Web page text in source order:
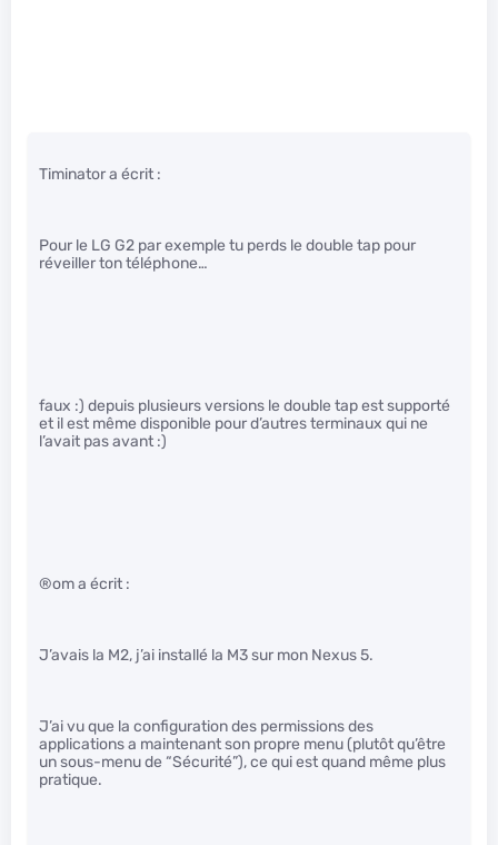
Timinator a écrit :
Pour le LG G2 par exemple tu perds le double tap pour
réveiller ton téléphone…
faux :) depuis plusieurs versions le double tap est supporté
et il est même disponible pour d’autres terminaux qui ne
l’avait pas avant :)
®om a écrit :
J’avais la M2, j’ai installé la M3 sur mon Nexus 5.
J’ai vu que la configuration des permissions des
applications a maintenant son propre menu (plutôt qu’être
un sous-menu de “Sécurité”), ce qui est quand même plus
pratique.